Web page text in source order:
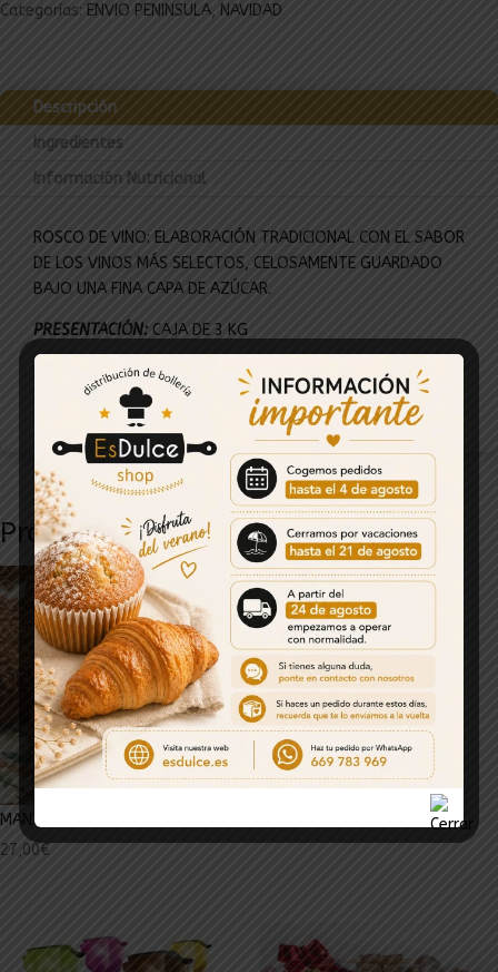
Categorías: ENVIO PENINSULA, NAVIDAD
Descripción
Ingredientes
Información Nutricional
ROSCO DE VINO: ELABORACIÓN TRADICIONAL CON EL SABOR
DE LOS VINOS MÁS SELECTOS, CELOSAMENTE GUARDADO
BAJO UNA FINA CAPA DE AZÚCAR.
PRESENTACIÓN: CAJA DE 3 KG
FABRICANTE: SAN ENRIQUE
Productos relacionados
MANTECADO DE ARTESANIA
27,00€
PASTA DE ALMENDRA LOS
TOLEDANOS 2KG
26,00€